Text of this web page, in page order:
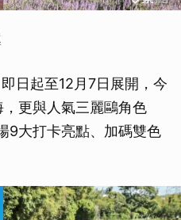
日起至12月7日展開，今
更與人氣三麗鷗角色
9大打卡亮點、加碼雙色